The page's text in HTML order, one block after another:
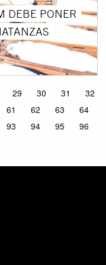
DEBE PONER
29 30 31
32
61 62 63
64
93 94 95
96